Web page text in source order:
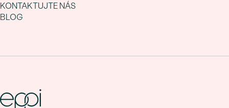
KONTAKTUJTE NÁS
BLOG